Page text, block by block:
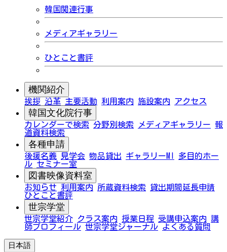
韓国関連行事
メディアギャラリー
ひとこと書評
機関紹介
挨拶 沿革 主要活動 利用案内 施設案内 アクセス
韓国文化院行事
カレンダーで検索 分野別検索 メディアギャラリー 報
道資料検索
各種申請
後援名義 見学会 物品貸出 ギャラリーMI
多目的ホー
ル セミナー室
図書映像資料室
お知らせ 利用案内 所蔵資料検索
貸出期間延長申請
ひとこと書評
世宗学堂
世宗学堂紹介 クラス案内 授業日程 受講申込案内 講
師プロフィール 世宗学堂ジャーナル よくある質問
日本語